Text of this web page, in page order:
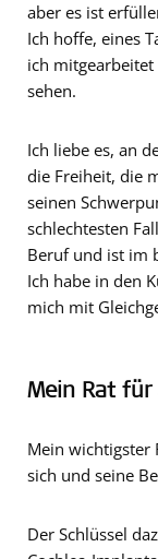
aber es ist
Ich hoffe, eines
ich
sehen.
Ich liebe es, an
die Freiheit, die
seinen
schlechtesten
Beruf und ist im
Ich habe in den
mich mit
Mein Rat für
Mein wichtigster
sich und seine
Der Schlüssel